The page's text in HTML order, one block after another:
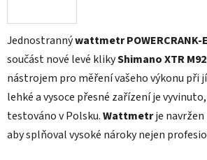
Jednostrannýwattmetr POWERCRANK-E
součást nové levé klikyShimano XTR
nástrojem pro měření vašeho výkonu při
lehké a vysoce přesné zařízení je
testováno v Polsku.Wattmetrje
aby splňoval vysoké nároky nejen